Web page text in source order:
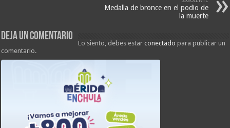
Medalla de bronce en el podio de
la muerte
Deja un comentario
Lo siento, debes estarconectado para publicar un
comentario.